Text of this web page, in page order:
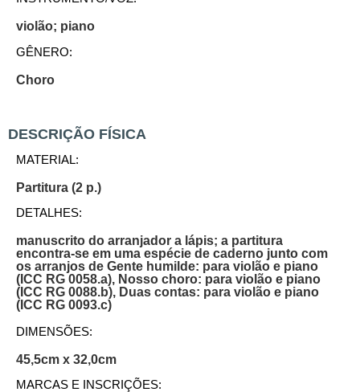
violão; piano
GÊNERO:
Choro
DESCRIÇÃO FÍSICA
MATERIAL:
Partitura (2 p.)
DETALHES:
manuscrito do arranjador a lápis; a partitura
encontra-se em uma espécie de caderno junto com
os arranjos de Gente humilde: para violão e piano
(ICC RG 0058.a), Nosso choro: para violão e piano
(ICC RG 0088.b), Duas contas: para violão e piano
(ICC RG 0093.c)
DIMENSÕES:
45,5cm x 32,0cm
MARCAS E INSCRIÇÕES: